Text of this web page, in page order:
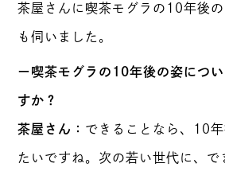
茶屋さんに喫茶モグラの10年後
も伺いました。
ー喫茶モグラの10年後の姿につ
すか？
茶屋さん： できることなら、10
たいですね。次の若い世代に、で